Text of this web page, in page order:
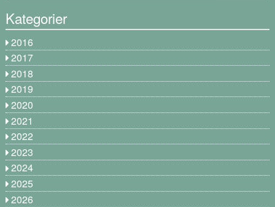
Kategorier
2016
2017
2018
2019
2020
2021
2022
2023
2024
2025
2026